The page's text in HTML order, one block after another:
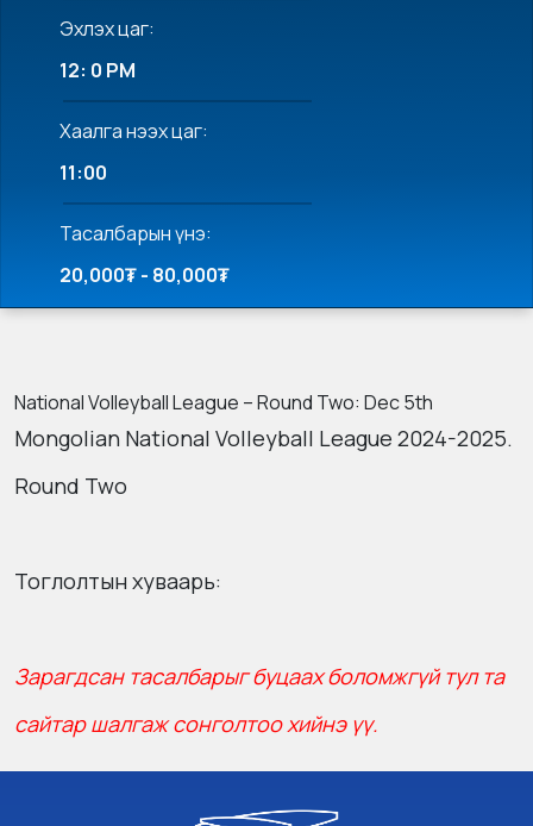
Эхлэх цаг:
12: 0 PM
Хаалга нээх цаг:
11:00
Тасалбарын үнэ:
20,000₮ - 80,000₮
National Volleyball League – Round Two: Dec 5th
Mongolian National Volleyball League 2024-2025.
Round Two
Тоглолтын хуваарь:
Зарагдсан тасалбарыг буцаах боломжгүй тул та
сайтар шалгаж сонголтоо хийнэ үү.